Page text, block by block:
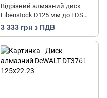
Відрізний алмазний диск
Eibenstock D125 мм до EDS
125T
3 333 грн з ПДВ